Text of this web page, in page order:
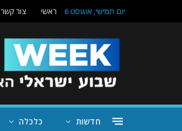
יום חמישי, אוגוסט 6 ראשי צור קשר
חדשות כלכלה